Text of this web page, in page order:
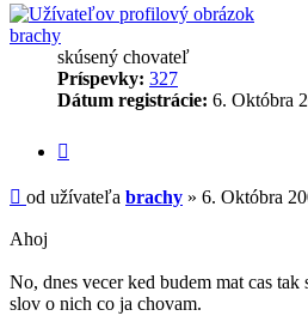
brachy
skúsený chovateľ
Príspevky: 327
Dátum registrácie: 6. Októbra
Príspevok
od užívateľa brachy » 6. Októbra
Ahoj
No, dnes vecer ked budem mat cas
slov o nich co ja chovam.